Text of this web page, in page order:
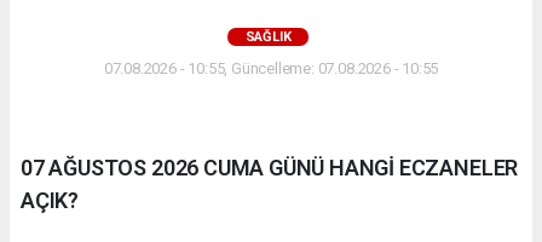
SAĞLIK
07.08.2026 - 10:55, Güncelleme: 07.08.2026 - 10:55
07 AĞUSTOS 2026 CUMA GÜNÜ HANGİ ECZANELER
AÇIK?